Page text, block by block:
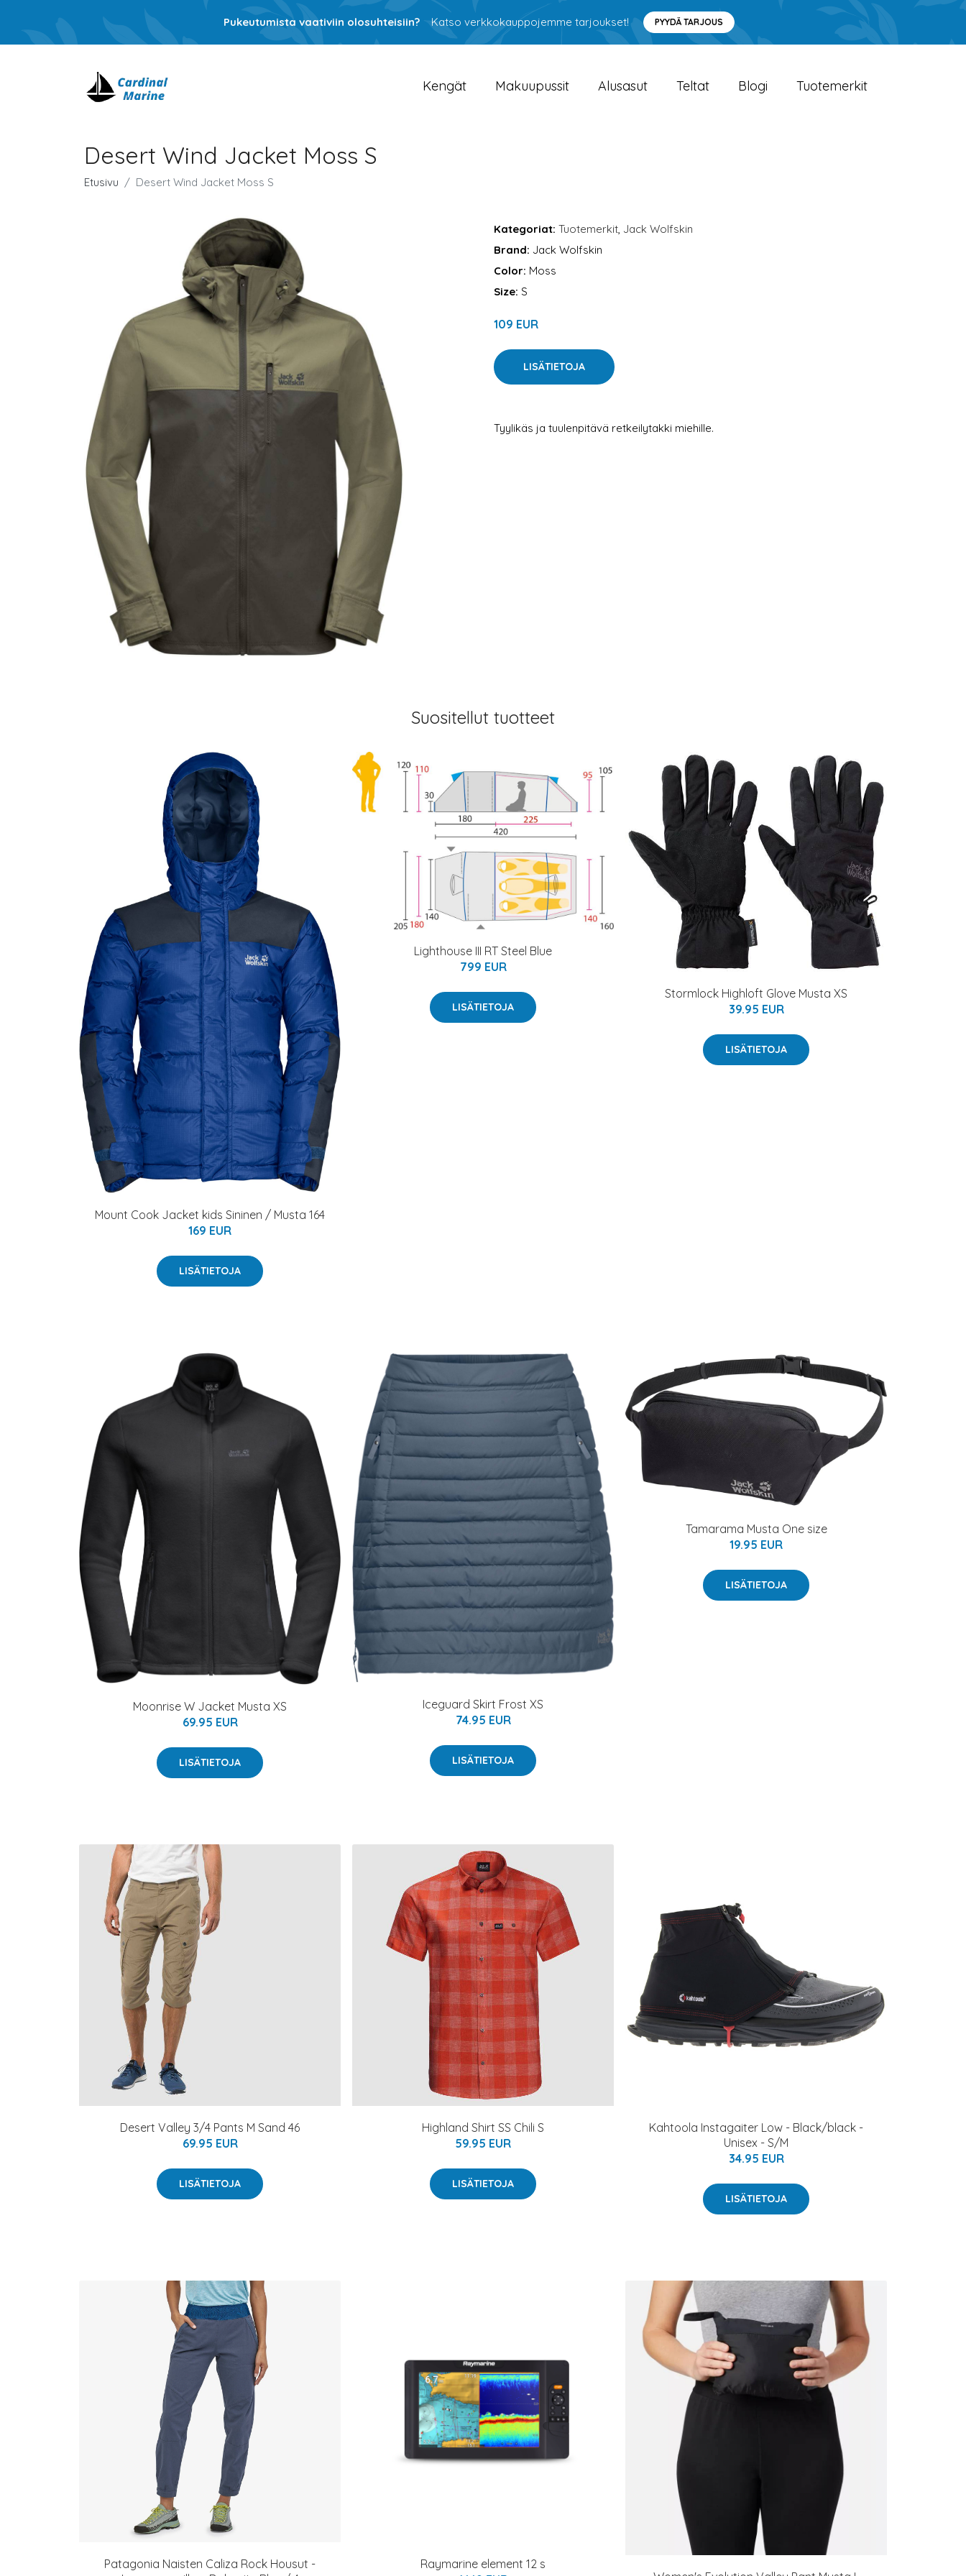
Pukeutumista vaativiin olosuhteisiin? Katso verkkokauppojemme tarjoukset! PYYDÄ TARJOUS
Kengät Makuupussit Alusasut Teltat Blogi Tuotemerkit
Desert Wind Jacket Moss S
Etusivu Desert Wind Jacket Moss S
Kategoriat: Tuotemerkit, Jack Wolfskin
Brand: Jack Wolfskin
Color: Moss
Size: S
109 EUR
LISÄTIETOJA
Tyylikäs ja tuulenpitävä retkeilytakki miehille.
Suositellut tuotteet
Mount Cook Jacket kids Sininen / Musta 164
169 EUR
LISÄTIETOJA
Lighthouse III RT Steel Blue
799 EUR
LISÄTIETOJA
Stormlock Highloft Glove Musta XS
39.95 EUR
LISÄTIETOJA
Moonrise W Jacket Musta XS
69.95 EUR
LISÄTIETOJA
Iceguard Skirt Frost XS
74.95 EUR
LISÄTIETOJA
Tamarama Musta One size
19.95 EUR
LISÄTIETOJA
Desert Valley 3/4 Pants M Sand 46
69.95 EUR
LISÄTIETOJA
Highland Shirt SS Chili S
59.95 EUR
LISÄTIETOJA
Kahtoola Instagaiter Low - Black/black -
Unisex - S/M
34.95 EUR
LISÄTIETOJA
Patagonia Naisten Caliza Rock Housut -
Raymarine element 12 s